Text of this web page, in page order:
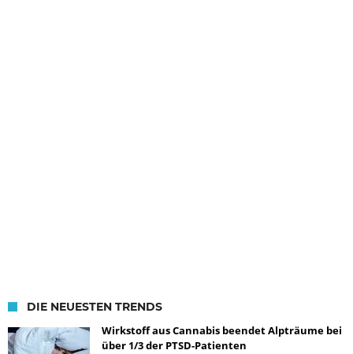
DIE NEUESTEN TRENDS
Wirkstoff aus Cannabis beendet Alpträume bei
über 1/3 der PTSD-Patienten